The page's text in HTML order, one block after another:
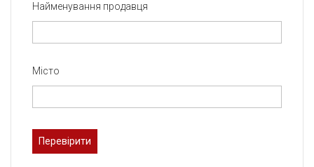
Найменування продавця
Місто